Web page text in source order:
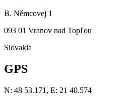
B. Němcovej 1
093 01 Vranov nad Topľou
Slovakia
GPS
N: 48 53.171, E: 21 40.574